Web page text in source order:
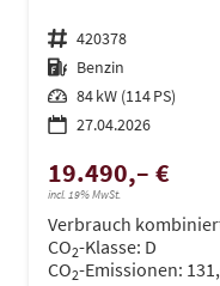
Fahrzeugnr. 420378
Kraftstoff Benzin
Leistung 84 kW (114 PS)
27.04.2026
19.490,– €
incl. 19% MwSt.
Verbrauch
CO2-Klasse: D
CO2-Emissionen: